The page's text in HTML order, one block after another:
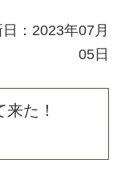
：2023年07月
05日
来た ！